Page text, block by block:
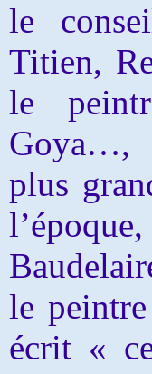
le
Titien,
le
Goya…,
plus
le
écrit «